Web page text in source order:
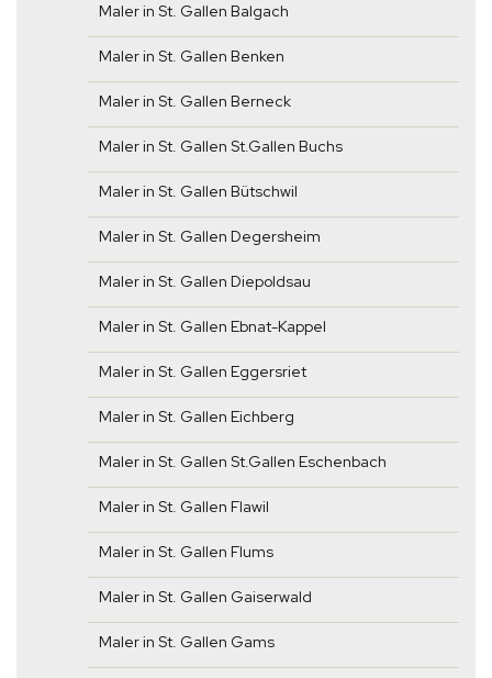
Maler in St. Gallen Balgach
Maler in St. Gallen Benken
Maler in St. Gallen Berneck
Maler in St. Gallen St.Gallen Buchs
Maler in St. Gallen Bütschwil
Maler in St. Gallen Degersheim
Maler in St. Gallen Diepoldsau
Maler in St. Gallen Ebnat-Kappel
Maler in St. Gallen Eggersriet
Maler in St. Gallen Eichberg
Maler in St. Gallen St.Gallen Eschenbach
Maler in St. Gallen Flawil
Maler in St. Gallen Flums
Maler in St. Gallen Gaiserwald
Maler in St. Gallen Gams